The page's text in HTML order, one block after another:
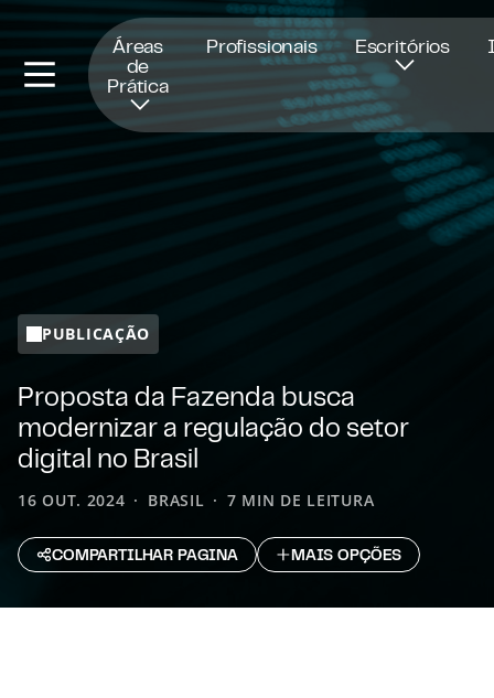
Áreas
de
Prática
Profissionais Escritórios
PUBLICAÇÃO
Proposta da Fazenda busca
modernizar a regulação do setor
digital no Brasil
16 OUT. 2024 BRASIL 7 MIN DE LEITURA
COMPARTILHAR PAGINA MAIS OPÇÕES
Abre numa nova janela